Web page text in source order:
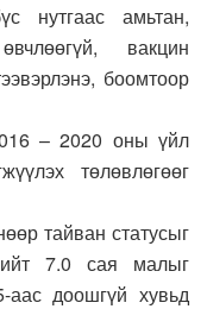
нутгаас амьтан,
вакцин
боомтоор
– 2020 оны үйл
төлөвлөгөөг
тайван статусыг
7.0 сая малыг
аас доошгүй хувьд